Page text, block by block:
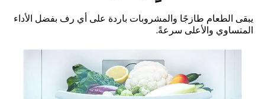
يبقى الطعام طازجًا والمشروبات باردة على أي رف بفضل الأداء
المتساوي والأعلى سرعةً.